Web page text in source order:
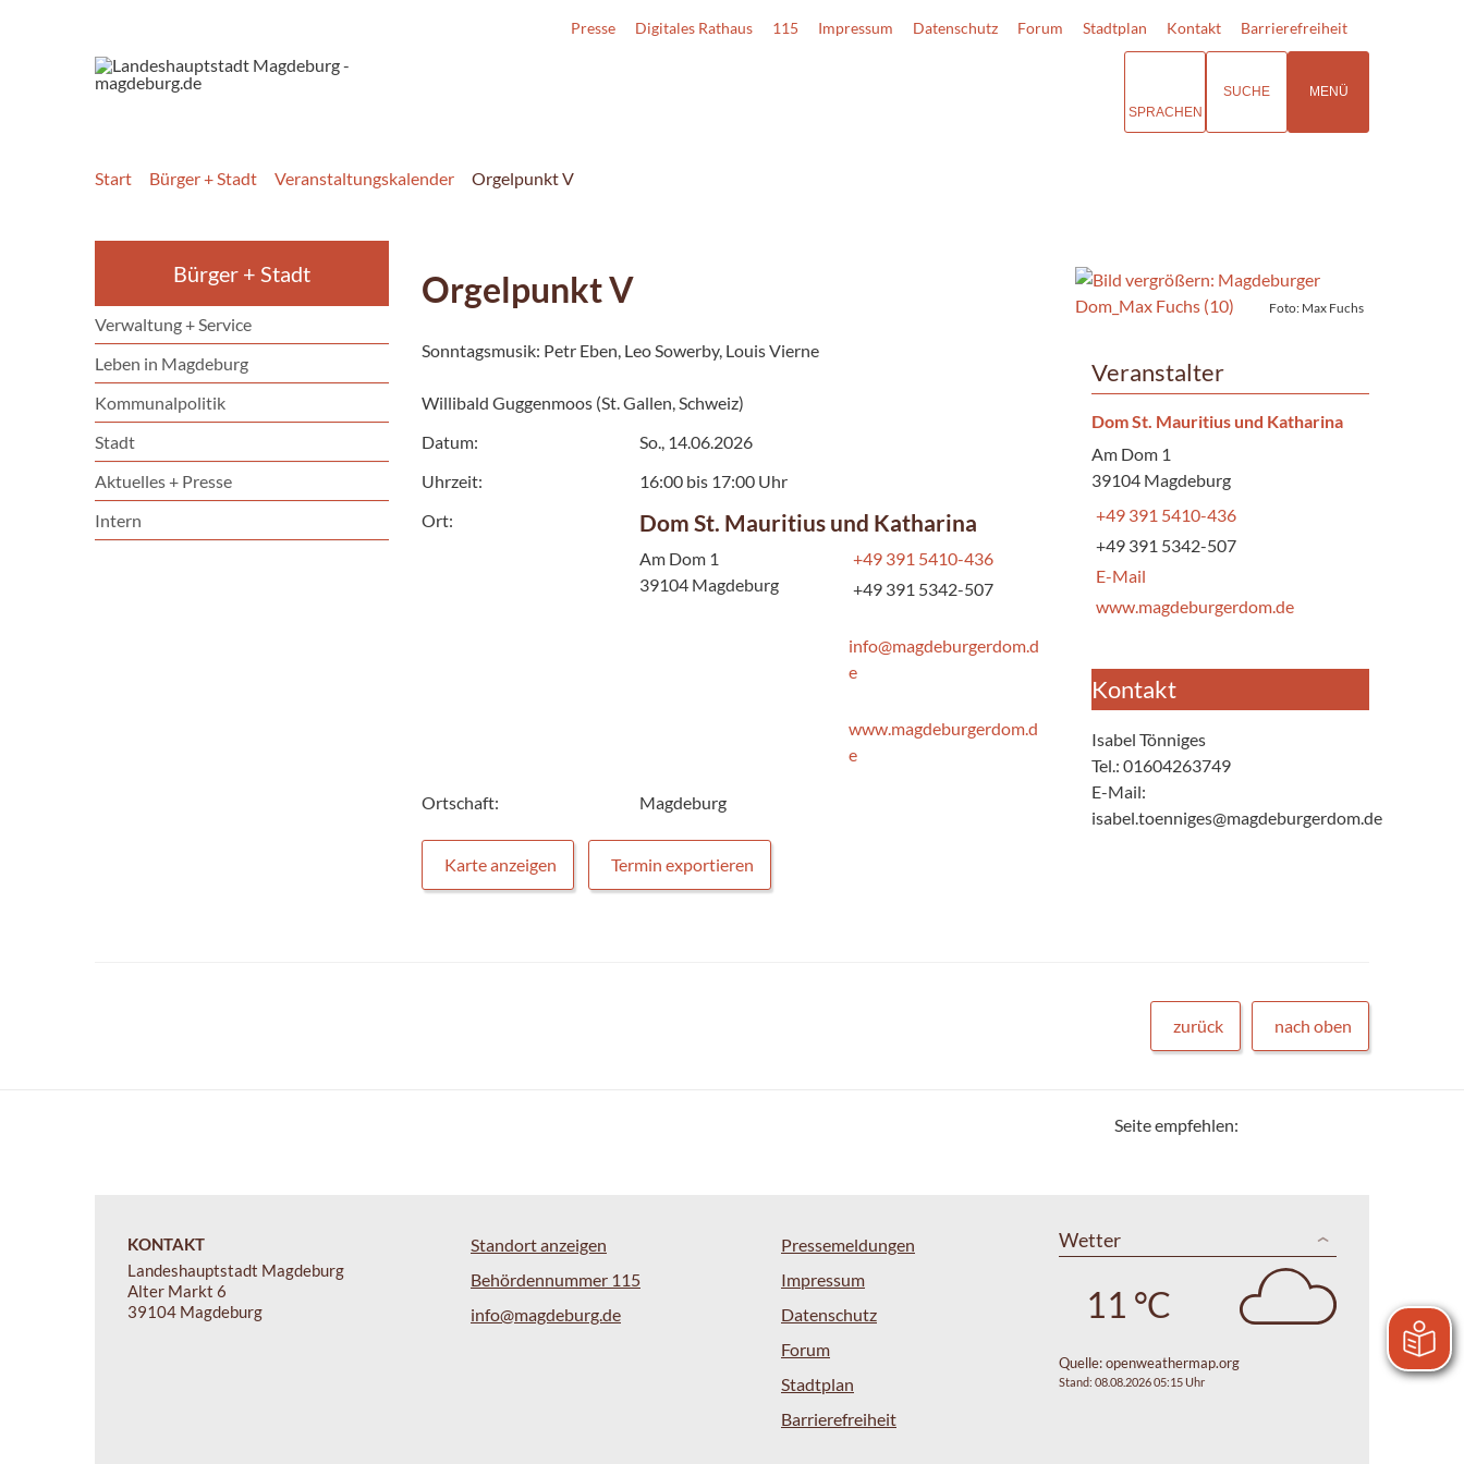
Presse Digitales Rathaus 115 Impressum Datenschutz Forum Stadtplan Kontakt Barrierefreiheit
SPRACHEN
SUCHE MENÜ
Start Bürger + Stadt Veranstaltungskalender Orgelpunkt V
Bürger + Stadt
Verwaltung + Service
Leben in Magdeburg
Kommunalpolitik
Stadt
Aktuelles + Presse
Intern
Orgelpunkt V
Sonntagsmusik: Petr Eben, Leo Sowerby, Louis Vierne
Willibald Guggenmoos (St. Gallen, Schweiz)
Datum:
So., 14.06.2026
Uhrzeit:
16:00 bis 17:00 Uhr
Ort:
Dom St. Mauritius und Katharina
Am Dom 1
39104 Magdeburg
+49 391 5410-436
+49 391 5342-507
info@magdeburgerdom.d
e
www.magdeburgerdom.d
e
Ortschaft: Magdeburg
Karte anzeigen Termin exportieren
Foto: Max Fuchs
Veranstalter
Dom St. Mauritius und Katharina
Am Dom 1
39104 Magdeburg
+49 391 5410-436
+49 391 5342-507
E-Mail
www.magdeburgerdom.de
Kontakt
Isabel Tönniges
Tel.: 01604263749
E-Mail:
isabel.toenniges@magdeburgerdom.de
zurück nach oben
Seite empfehlen:
KONTAKT
Landeshauptstadt Magdeburg
Alter Markt 6
39104 Magdeburg
Standort anzeigen
Behördennummer 115
info@magdeburg.de
Pressemeldungen
Impressum
Datenschutz
Forum
Stadtplan
Barrierefreiheit
Wetter
11 °C
Quelle:openweathermap.org
Stand: 08.08.2026 05:15 Uhr